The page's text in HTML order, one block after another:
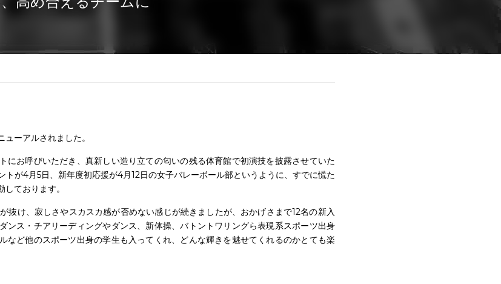
高め合えるチームに
ーアルされました。
にお呼びいただき、真新しい造り立ての匂いの残る体育館で初演技を披露させていた
トが4月5日、新年度初応援が4月12日の女子バレーボール部というように、すでに慌た
ております。